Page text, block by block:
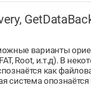
варианты
Root, и.т.д). В
как
система